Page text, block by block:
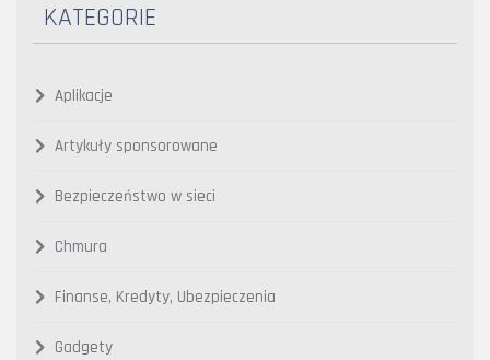
KATEGORIE
Aplikacje
Artykuły sponsorowane
Bezpieczeństwo w sieci
Chmura
Finanse, Kredyty, Ubezpieczenia
Gadgety